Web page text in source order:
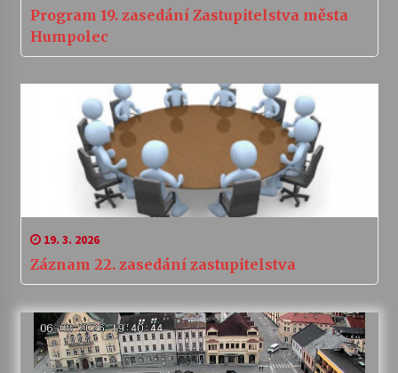
Program 19. zasedání Zastupitelstva města
Humpolec
19. 3. 2026
Záznam 22. zasedání zastupitelstva